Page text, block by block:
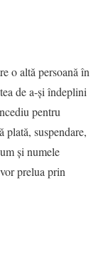
o altă persoană în
de a-şi îndeplini
pentru
plată, suspendare,
şi numele
prelua prin